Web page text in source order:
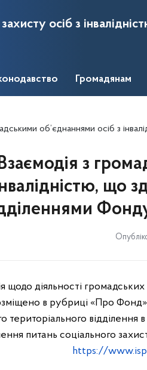
осіб з
Громадянам
осіб з інвалідністю, що здійснюється
з
що
щодо діяльності
в рубриці «Про Фонд»
територіального відділення
питань соціального
https://